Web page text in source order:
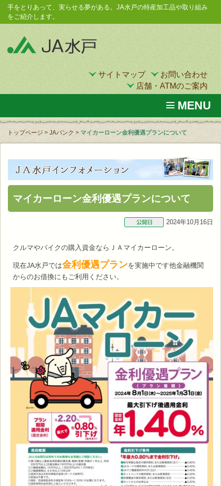
手をとりあって、実らせる夢がある。JA水戸の特産加工品や取り組み
をご紹介します。
お問い合わせ
サイトマップ
店舗・ATMのご案内
MENU
トップページ > JAバンク > マイカーローン金利優遇プランについて
マイカーローン金利優遇プランについて
2024年10月16日
クルマやバイクの購入資金ならＪＡマイカーローン。
現在JA水戸では金利優遇プランを実施中です他金融機関
からのお借換にもご利用ください。